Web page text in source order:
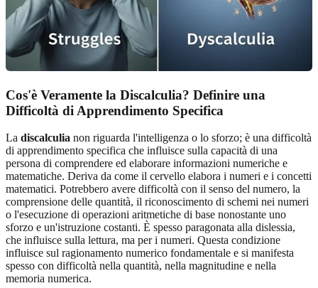
Cos'è Veramente la Discalculia? Definire una
Difficoltà di Apprendimento Specifica
La discalculia non riguarda l'intelligenza o lo sforzo; è una difficoltà
di apprendimento specifica che influisce sulla capacità di una
persona di comprendere ed elaborare informazioni numeriche e
matematiche. Deriva da come il cervello elabora i numeri e i concetti
matematici. Potrebbero avere difficoltà con il senso del numero, la
comprensione delle quantità, il riconoscimento di schemi nei numeri
o l'esecuzione di operazioni aritmetiche di base nonostante uno
sforzo e un'istruzione costanti. È spesso paragonata alla dislessia,
che influisce sulla lettura, ma per i numeri. Questa condizione
influisce sul ragionamento numerico fondamentale e si manifesta
spesso con difficoltà nella quantità, nella magnitudine e nella
memoria numerica.